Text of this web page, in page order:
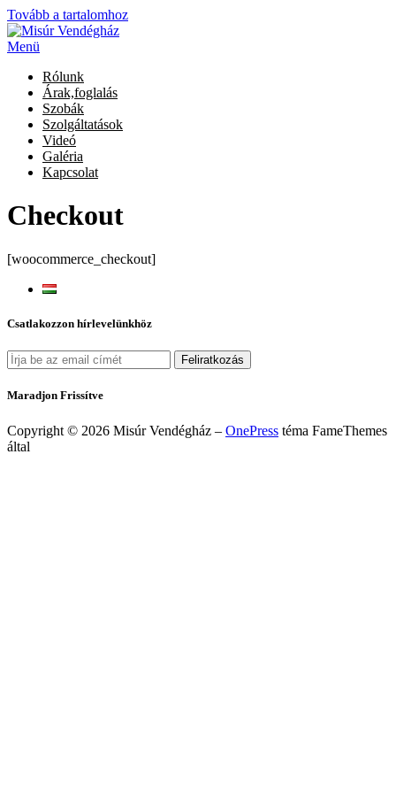
Tovább a tartalomhoz
Menü
Rólunk
Árak,foglalás
Szobák
Szolgáltatások
Videó
Galéria
Kapcsolat
Checkout
[woocommerce_checkout]
Csatlakozzon hírlevelünkhöz
Maradjon Frissítve
Copyright © 2026 Misúr Vendégház – OnePress téma FameThemes
által